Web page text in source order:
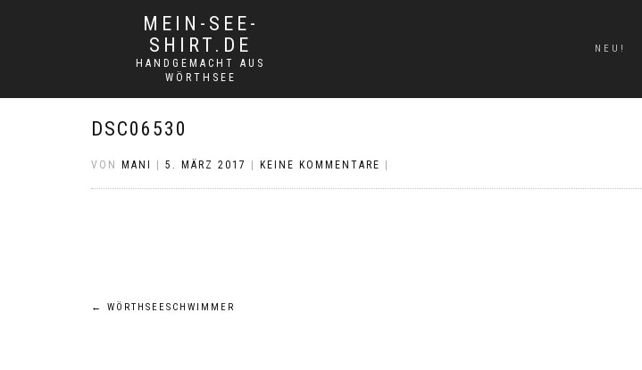
MEIN-SEE-
SHIRT.DE
HANDGEMACHT AUS
WÖRTHSEE
NEU!
DSC06530
VON MANI 5. MÄRZ 2017 KEINE KOMMENTARE
Beitragsnavigation
← WÖRTHSEESCHWIMMER